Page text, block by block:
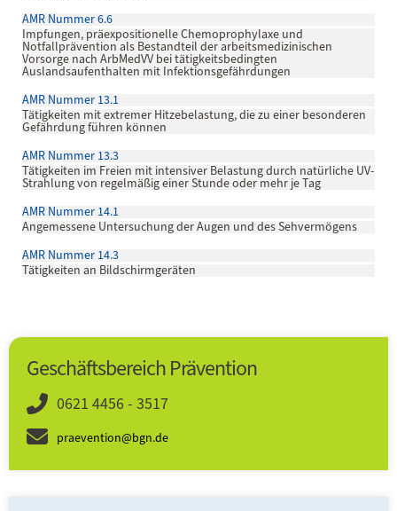
AMR Nummer 6.6
Impfungen, präexpositionelle Chemoprophylaxe und
Notfallprävention als Bestandteil der arbeitsmedizinischen
Vorsorge nach ArbMedVV bei tätigkeitsbedingten
Auslandsaufenthalten mit Infektionsgefährdungen
AMR Nummer 13.1
Tätigkeiten mit extremer Hitzebelastung, die zu einer besonderen
Gefährdung führen können
AMR Nummer 13.3
Tätigkeiten im Freien mit intensiver Belastung durch natürliche UV-
Strahlung von regelmäßig einer Stunde oder mehr je Tag
AMR Nummer 14.1
Angemessene Untersuchung der Augen und des Sehvermögens
AMR Nummer 14.3
Tätigkeiten an Bildschirmgeräten
Geschäftsbereich Prävention
0621 4456 - 3517
praevention@bgn.de